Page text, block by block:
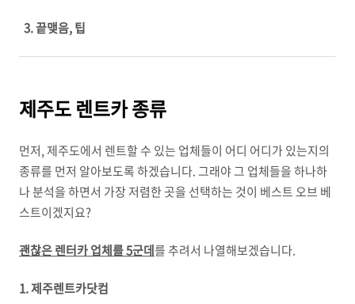
3. 끝맺음, 팁
제주도 렌트카 종류
먼저, 제주도에서 렌트할 수 있는 업체들이 어디 어디가 있는지의
종류를 먼저 알아보도록 하겠습니다. 그래야 그 업체들을 하나하
나 분석을 하면서 가장 저렴한 곳을 선택하는 것이 베스트 오브 베
스트이겠지요?
괜찮은 렌터카 업체를 5군데를 추려서 나열해보겠습니다.
1. 제주렌트카닷컴